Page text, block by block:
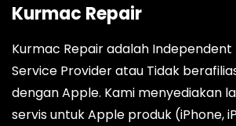
Kurmac Repair
Kurmac Repair adalah Independent
Service Provider atau Tidak
dengan Apple. Kami menyediakan
servis untuk Apple produk (iPhone,